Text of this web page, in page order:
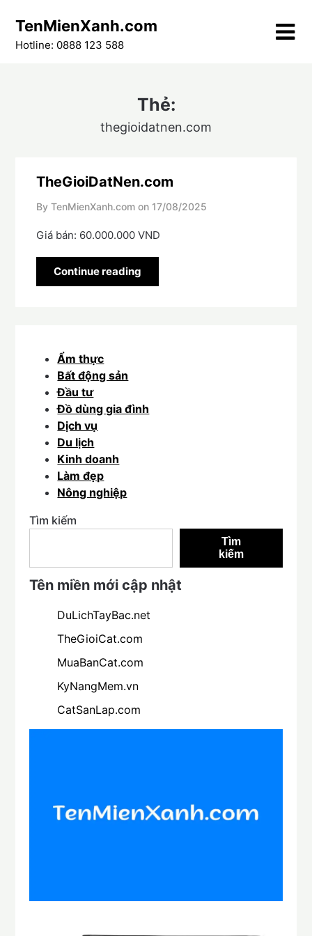
content
TenMienXanh.com
Hotline: 0888 123 588
Thẻ:
thegioidatnen.com
TheGioiDatNen.com
By TenMienXanh.com on 17/08/2025
Giá bán: 60.000.000 VND
Continue reading
Ẩm thực
Bất động sản
Đầu tư
Đồ dùng gia đình
Dịch vụ
Du lịch
Kinh doanh
Làm đẹp
Nông nghiệp
Tìm kiếm
Tìm
kiếm
Tên miền mới cập nhật
DuLichTayBac.net
TheGioiCat.com
MuaBanCat.com
KyNangMem.vn
CatSanLap.com